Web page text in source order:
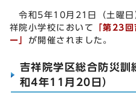
令和5年10月21日（土曜日
祥院小学校において
「第23
ー」 が開催されました。
吉祥院学区総合防災訓
和4年11月20日）